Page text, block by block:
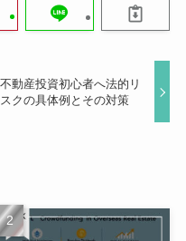
不動産投資初心者へ法的リ
スクの具体例とその対策